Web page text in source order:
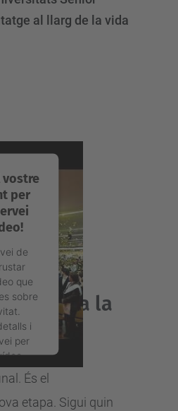
al llarg de la vida
vostre
per
de
que
sobre
i
per
te a la
És el
etapa. Sigui quin